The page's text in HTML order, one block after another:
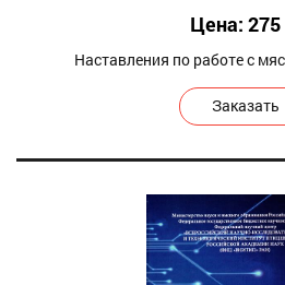
Цена:
Наставления по работе с
Заказать